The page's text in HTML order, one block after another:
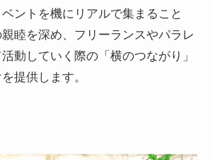
ントを機にリアルで集まること
睦を深め、フリーランスやパラレ
動していく際の「横のつながり」
提供します。